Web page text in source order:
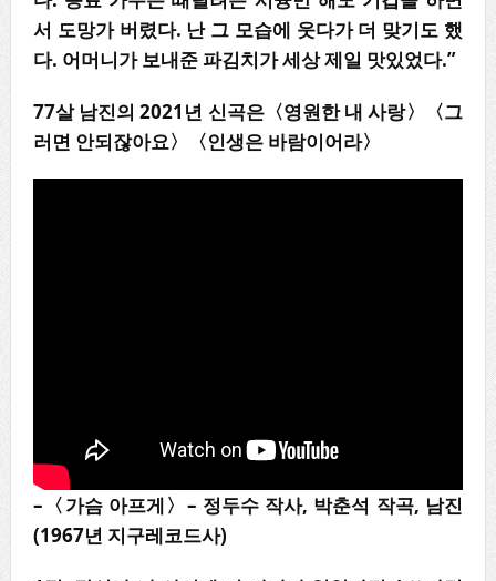
서 도망가 버렸다. 난 그 모습에 웃다가 더 맞기도 했
다. 어머니가 보내준 파김치가 세상 제일 맛있었다.”
77살 남진의 2021년 신곡은〈영원한 내 사랑〉〈그
러면 안되잖아요〉〈인생은 바람이어라〉
– 〈가슴 아프게〉 – 정두수 작사, 박춘석 작곡, 남진
(1967년 지구레코드사)